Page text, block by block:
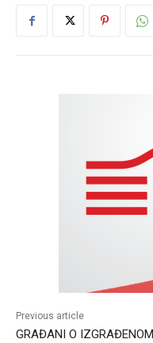
Previous article
GRAĐANI O IZGRAĐENOM